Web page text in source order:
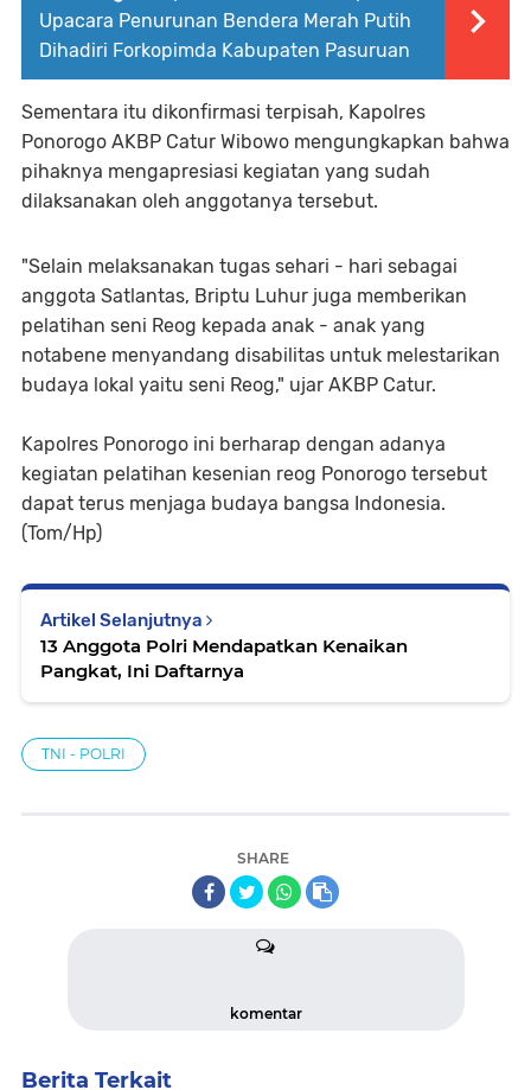
Upacara Penurunan Bendera Merah Putih
Dihadiri Forkopimda Kabupaten Pasuruan
Sementara itu dikonfirmasi terpisah, Kapolres
Ponorogo AKBP Catur Wibowo mengungkapkan bahwa
pihaknya mengapresiasi kegiatan yang sudah
dilaksanakan oleh anggotanya tersebut.
"Selain melaksanakan tugas sehari - hari sebagai
anggota Satlantas, Briptu Luhur juga memberikan
pelatihan seni Reog kepada anak - anak yang
notabene menyandang disabilitas untuk melestarikan
budaya lokal yaitu seni Reog," ujar AKBP Catur.
Kapolres Ponorogo ini berharap dengan adanya
kegiatan pelatihan kesenian reog Ponorogo tersebut
dapat terus menjaga budaya bangsa Indonesia.
(Tom/Hp)
Artikel Selanjutnya
13 Anggota Polri Mendapatkan Kenaikan
Pangkat, Ini Daftarnya
TNI - POLRI
SHARE
komentar
Berita Terkait